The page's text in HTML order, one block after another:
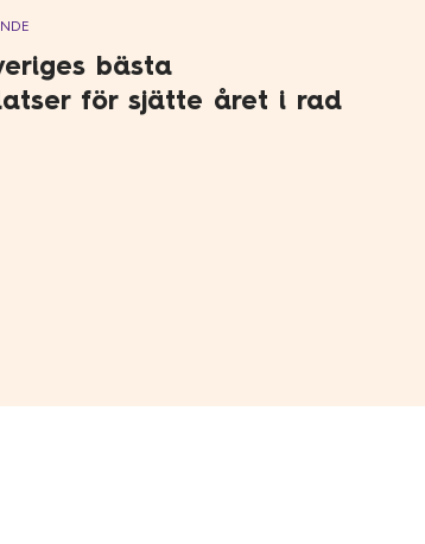
bästa
för sjätte året i rad